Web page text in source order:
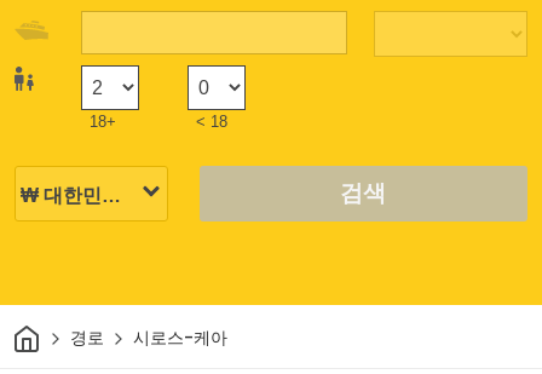
18+ < 18
검색
집 경로 시로스-케아